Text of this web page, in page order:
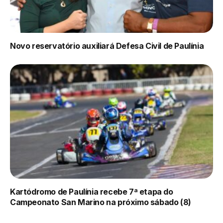
Novo reservatório auxiliará Defesa Civil de Paulínia
Kartódromo de Paulínia recebe 7ª etapa do
Campeonato San Marino na próximo sábado (8)